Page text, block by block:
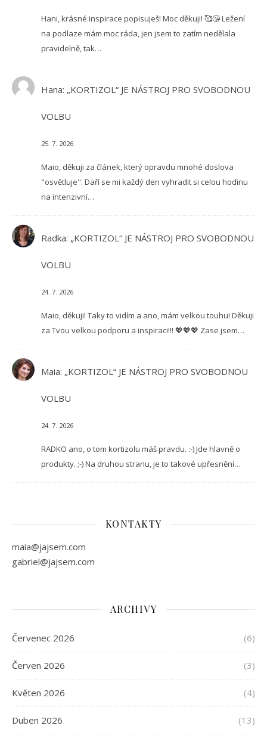
Hani, krásné inspirace popisuješ! Moc děkuji! 🥰😘 Ležení
na podlaze mám moc ráda, jen jsem to zatím nedělala
pravidelně, tak…
Hana: „KORTIZOL“ JE NÁSTROJ PRO SVOBODNOU
VOLBU
25. 7. 2026
Maio, děkuji za článek, který opravdu mnohé doslova
"osvětluje". Daří se mi každý den vyhradit si celou hodinu
na intenzivní…
Radka: „KORTIZOL“ JE NÁSTROJ PRO SVOBODNOU
VOLBU
24. 7. 2026
Maio, děkuji! Taky to vidím a ano, mám velkou touhu! Děkuji
za Tvou velkou podporu a inspiraci!!! 💖💖💖 Zase jsem…
Maia: „KORTIZOL“ JE NÁSTROJ PRO SVOBODNOU
VOLBU
24. 7. 2026
RADKO ano, o tom kortizolu máš pravdu. :-) Jde hlavně o
produkty. ;-) Na druhou stranu, je to takové upřesnění…
KONTAKTY
maia@jajsem.com
gabriel@jajsem.com
ARCHIVY
Červenec 2026 (6)
Červen 2026 (3)
Květen 2026 (4)
Duben 2026 (13)